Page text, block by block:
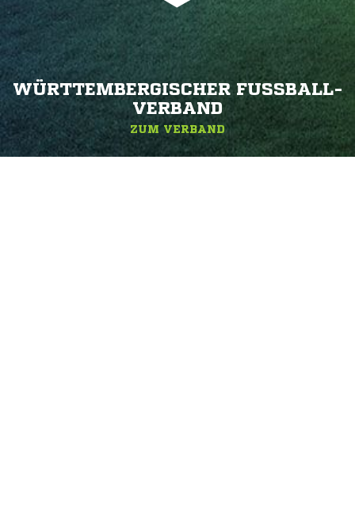
WÜRTTEMBERGISCHER FUSSBALL-V
ERBAND
ZUM VERBAND